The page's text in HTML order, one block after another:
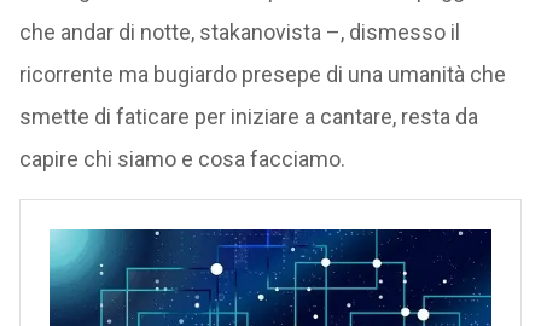
che andar di notte, stakanovista –, dismesso il
ricorrente ma bugiardo presepe di una umanità che
smette di faticare per iniziare a cantare, resta da
capire chi siamo e cosa facciamo.